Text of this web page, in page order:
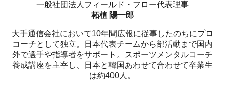
一般社団法人フィールド・フロー代表理事
柘植 陽一郎
大手通信会社において10年間広報に従事したのちにプロ
コーチとして独立。日本代表チームから部活動まで国内
外で選手や指導者をサポート。スポーツメンタルコーチ
養成講座を主宰し、日本と韓国あわせて合わせて卒業生
は約400人。